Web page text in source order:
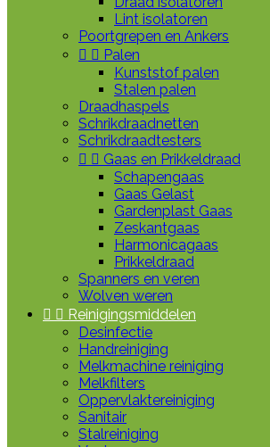
Lint isolatoren
Poortgrepen en Ankers
  Palen
Kunststof palen
Stalen palen
Draadhaspels
Schrikdraadnetten
Schrikdraadtesters
  Gaas en Prikkeldraad
Schapengaas
Gaas Gelast
Gardenplast Gaas
Zeskantgaas
Harmonicagaas
Prikkeldraad
Spanners en veren
Wolven weren
  Reinigingsmiddelen
Desinfectie
Handreiniging
Melkmachine reiniging
Melkfilters
Oppervlaktereiniging
Sanitair
Stalreiniging